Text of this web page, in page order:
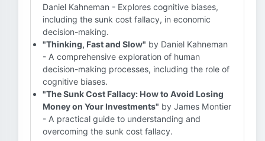
Daniel Kahneman - Explores cognitive biases,
including the sunk cost fallacy, in economic
decision-making.
"Thinking, Fast and Slow" by Daniel Kahneman
- A comprehensive exploration of human
decision-making processes, including the role of
cognitive biases.
"The Sunk Cost Fallacy: How to Avoid Losing
Money on Your Investments" by James Montier
- A practical guide to understanding and
overcoming the sunk cost fallacy.